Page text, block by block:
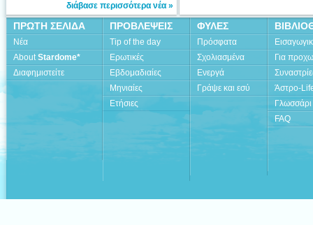
διάβασε περισσότερα νέα »
ΠΡΩΤΗ ΣΕΛΙΔΑ
Νέα
AboutStardome*
Διαφημιστείτε
ΠΡΟΒΛΕΨΕΙΣ
Tip of the day
Ερωτικές
Εβδομαδιαίες
Μηνιαίες
Ετήσιες
ΦΥΛΕΣ
Πρόσφατα
Σχολιασμένα
Ενεργά
Γράψε και εσύ
Για
Άστρο-
Γλωσσάρι
FAQ